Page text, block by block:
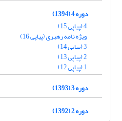
دوره 4 (1394)
4 (پیاپی 15)
ویژه نامه رهبری (پیاپی 16)
3 (پیاپی 14)
2 (پیاپی 13)
دوره 3 (1393)
دوره 2 (1392)